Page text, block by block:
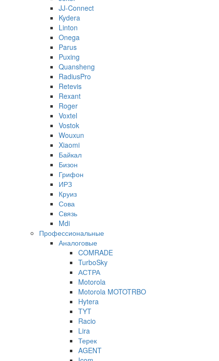
JJ-Connect
Kydera
Linton
Onega
Parus
Puxing
Quansheng
RadiusPro
Retevis
Rexant
Roger
Voxtel
Vostok
Wouxun
Xiaomi
Байкал
Бизон
Грифон
ИРЗ
Круиз
Сова
Связь
Mdi
Профессиональные
Аналоговые
COMRADE
TurboSky
АСТРА
Motorola
Motorola MOTOTRBO
Hytera
TYT
Racio
Lira
Терек
AGENT